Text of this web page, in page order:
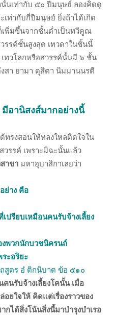
นเท่ากับ ๕๐ ปีมนุษย์ ลองคิดดู
เท่ากับกี่ปีมนุษย์ ยิ่งถ้าได้เกิด
เพิ่มขึ้นจากชั้นต่ำเป็นทวีคูณ
รรค์ชั้นสูงสุด เทวดาในชั้นนี้
ทวโลกหรือสวรรค์นั้นมี ๖ ชั้น
สา ยามา ดุสิตา นิมมานนรตี
อานิสงส์มากอย่างนี้
ทรงสอนให้หลงใหลติดใจใน
รรค์ เพราะมิฉะนั้นแล้ว
าขา มหาอุบาสิกาเลยว่า
ย่าง คือ
ปรียบเหมือนคนรับจ้างเลี้ยง
พวกนักบวชนิครนถ์
ะอริยะ
สูตร อํ ติกนิบาต ข้อ ๕๑๐
นรับจ้างเลี้ยงโคนั้น เมื่อ
ยใจให้ คิดแต่เรื่องราวของ
กได้สิ่งโน้นสิ่งนี้มาบำรุงบำเรอ